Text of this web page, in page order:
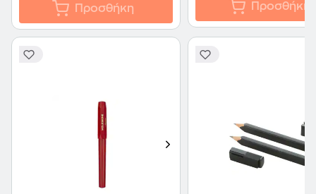
Προσθήκη Προσθήκη